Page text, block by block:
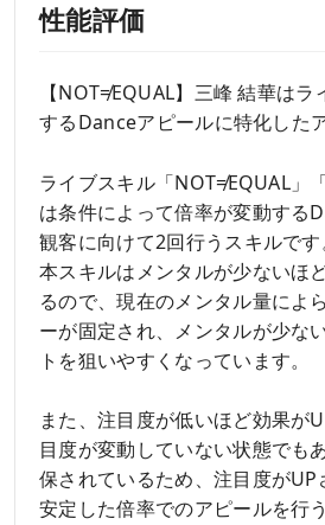
性能評価
【NOT≠EQUAL】三峰 結華は
するDanceアピールに特化した
ライブスキル「NOT≠EQUAL」
は条件によって倍率が変動する
観客に向けて2回行うスキルです
本スキルはメンタルが少ないほ
るので、現在のメンタル量によ
ーが固定され、メンタルが少な
トを狙いやすくなっています。
また、注目度が低いほど効果が
目度が変動していない状態でも
保されているため、注目度が
安定した倍率でのアピールを行